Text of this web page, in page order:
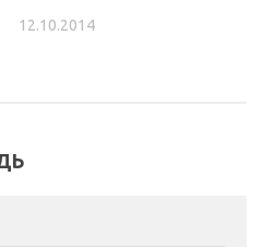
12.10.2014